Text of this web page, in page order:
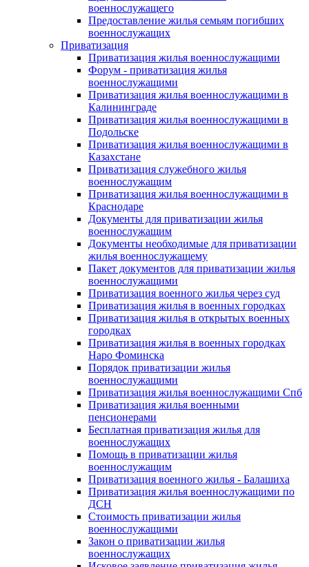
военнослужащего
Предоставление жилья семьям погибших
военнослужащих
Приватизация
Приватизация жилья военнослужащими
Форум - приватизация жилья
военнослужащими
Приватизация жилья военнослужащими в
Калининграде
Приватизация жилья военнослужащими в
Подольске
Приватизация жилья военнослужащими в
Казахстане
Приватизация служебного жилья
военнослужащим
Приватизация жилья военнослужащими в
Краснодаре
Документы для приватизации жилья
военнослужащим
Документы необходимые для приватизации
жилья военнослужащему
Пакет документов для приватизации жилья
военнослужащими
Приватизация военного жилья через суд
Приватизация жилья в военных городках
Приватизация жилья в открытых военных
городках
Приватизация жилья в военных городках
Наро Фоминска
Порядок приватизации жилья
военнослужащими
Приватизация жилья военнослужащими Спб
Приватизация жилья военными
пенсионерами
Бесплатная приватизация жилья для
военнослужащих
Помощь в приватизации жилья
военнослужащим
Приватизация военного жилья - Балашиха
Приватизация жилья военнослужащими по
ДСН
Стоимость приватизации жилья
военнослужащими
Закон о приватизации жилья
военнослужащих